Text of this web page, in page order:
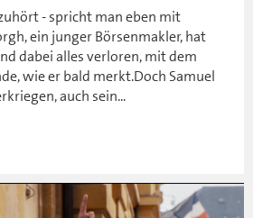
- spricht man eben mit
ein junger Börsenmakler, hat
dabei alles verloren, mit dem
wie er bald merkt.Doch Samuel
auch sein...